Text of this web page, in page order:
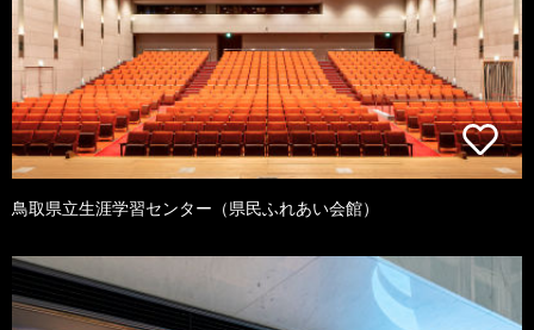
鳥取県立生涯学習センター（県民ふれあい会館）